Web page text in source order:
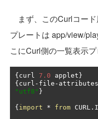
まず、このCurlコー
プレートは app/view/
こにCurl側の一覧表示プ
{ curl 7.0 applet }
{ curl - file -
"utf8" }
{ import * from CURL .